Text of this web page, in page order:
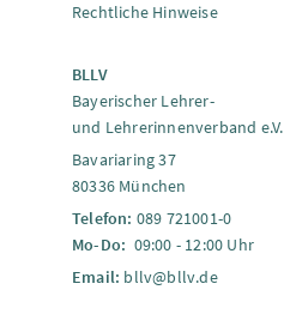
Rechtliche Hinweise
BLLV
Bayerischer Lehrer-
und Lehrerinnenverband e.V.
Bavariaring 37
80336 München
Telefon: 089 721001-0
Mo-Do: 09:00 - 12:00 Uhr
Email: bllv@bllv.de